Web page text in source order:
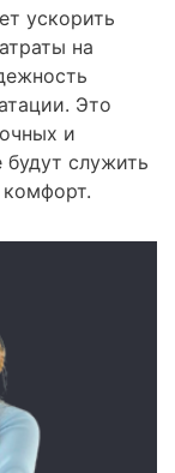
ускорить
на
Это
и
служить
комфорт.